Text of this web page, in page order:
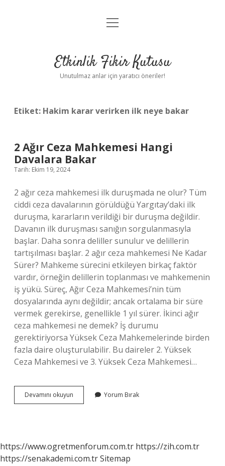
Anasayfa
Yasal Uyarı
menüyü
Etkinlik Fikir Kutusu
Unutulmaz anlar için yaratıcı öneriler!
Etiket: Hakim karar verirken ilk neye bakar
2 Ağır Ceza Mahkemesi Hangi
Davalara Bakar
Tarih: Ekim 19, 2024
2 ağır ceza mahkemesi ilk duruşmada ne olur? Tüm
ciddi ceza davalarının görüldüğü Yargıtay’daki ilk
duruşma, kararların verildiği bir duruşma değildir.
Davanın ilk duruşması sanığın sorgulanmasıyla
başlar. Daha sonra deliller sunulur ve delillerin
tartışılması başlar. 2 ağır ceza mahkemesi Ne Kadar
Sürer? Mahkeme sürecini etkileyen birkaç faktör
vardır, örneğin delillerin toplanması ve mahkemenin
iş yükü. Süreç, Ağır Ceza Mahkemesi’nin tüm
dosyalarında aynı değildir; ancak ortalama bir süre
vermek gerekirse, genellikle 1 yıl sürer. İkinci ağır
ceza mahkemesi ne demek? İş durumu
gerektiriyorsa Yüksek Ceza Mahkemelerinde birden
fazla daire oluşturulabilir. Bu daireler 2. Yüksek
Ceza Mahkemesi ve 3. Yüksek Ceza Mahkemesi…
Devamını okuyun
Ağır
Bakar
Yorum Bırak
https://www.ogretmenforum.com.tr https://zih.com.tr
https://senakademi.com.trSitemap